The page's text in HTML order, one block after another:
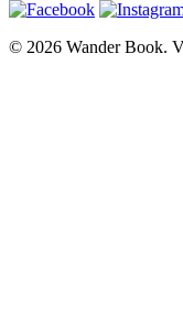
© 2026 Wander Book.